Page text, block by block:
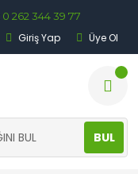
0 262 344 39 77
Giriş Yap Üye Ol
BUL